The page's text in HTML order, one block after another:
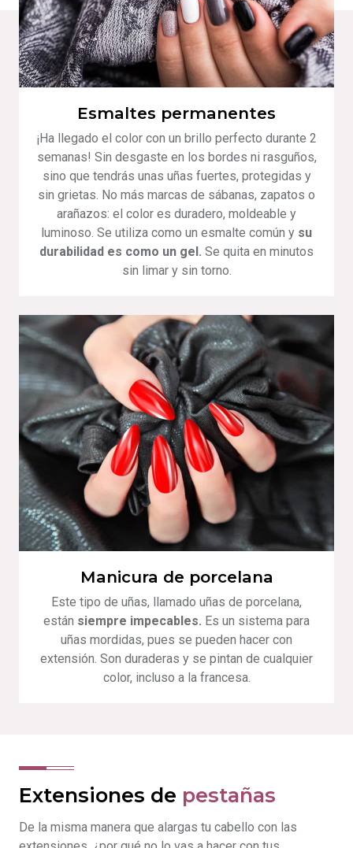
Esmaltes permanentes
¡Ha llegado el color con un brillo perfecto durante 2
semanas! Sin desgaste en los bordes ni rasguños,
sino que tendrás unas uñas fuertes, protegidas y
sin grietas. No más marcas de sábanas, zapatos o
arañazos: el color es duradero, moldeable y
luminoso. Se utiliza como un esmalte común y su
durabilidad es como un gel. Se quita en minutos
sin limar y sin torno.
Manicura de porcelana
Este tipo de uñas, llamado uñas de porcelana,
están siempre impecables. Es un sistema para
uñas mordidas, pues se pueden hacer con
extensión. Son duraderas y se pintan de cualquier
color, incluso a la francesa.
Extensiones de pestañas
De la misma manera que alargas tu cabello con las